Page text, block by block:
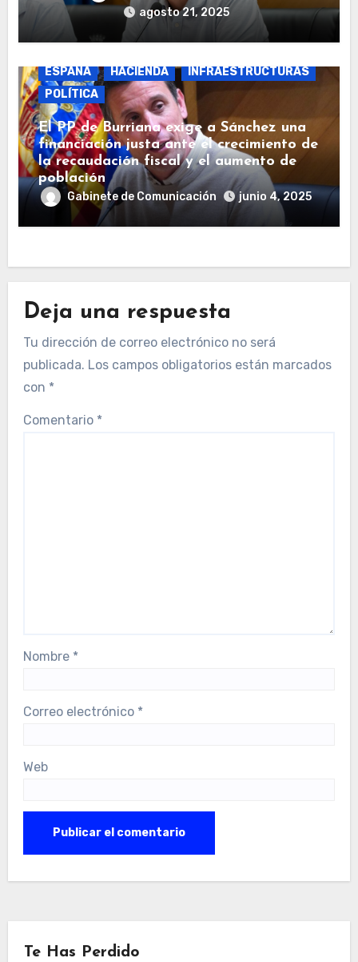
agosto 21, 2025
ESPAÑA
HACIENDA
INFRAESTRUCTURAS
POLÍTICA
El PP de Burriana exige a Sánchez una
financiación justa ante el crecimiento de
la recaudación fiscal y el aumento de
población
Gabinete de Comunicación junio 4, 2025
Deja una respuesta
Tu dirección de correo electrónico no será
publicada. Los campos obligatorios están marcados
con *
Comentario *
Nombre *
Correo electrónico *
Web
Te Has Perdido